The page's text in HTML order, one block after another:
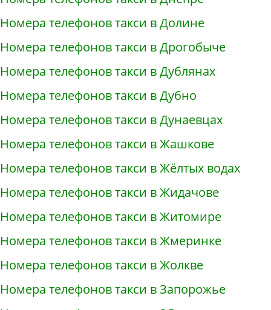
Номера телефонов такси в Долине
Номера телефонов такси в Дрогобыче
Номера телефонов такси в Дублянах
Номера телефонов такси в Дубно
Номера телефонов такси в Дунаевцах
Номера телефонов такси в Жашкове
Номера телефонов такси в Жёлтых водах
Номера телефонов такси в Жидачове
Номера телефонов такси в Житомире
Номера телефонов такси в Жмеринке
Номера телефонов такси в Жолкве
Номера телефонов такси в Запорожье